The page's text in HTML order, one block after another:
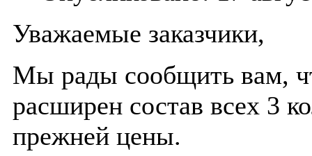
Уважаемые заказчики,
Мы рады сообщить вам,
расширен состав всех 3
прежней цены.